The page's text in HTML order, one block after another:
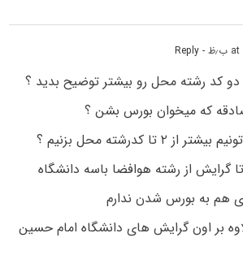
- Reply
دو کد رشته محل رو بیشتر توضیح بدید ؟
که میخوان بورس بشن ؟
کدرشته محل بزنیم ؟
گرایش از رشته هوافضا باسه دانشگاه
هم به بورس شدن ندارم
بر اون گرایش های دانشگاه امام حسین